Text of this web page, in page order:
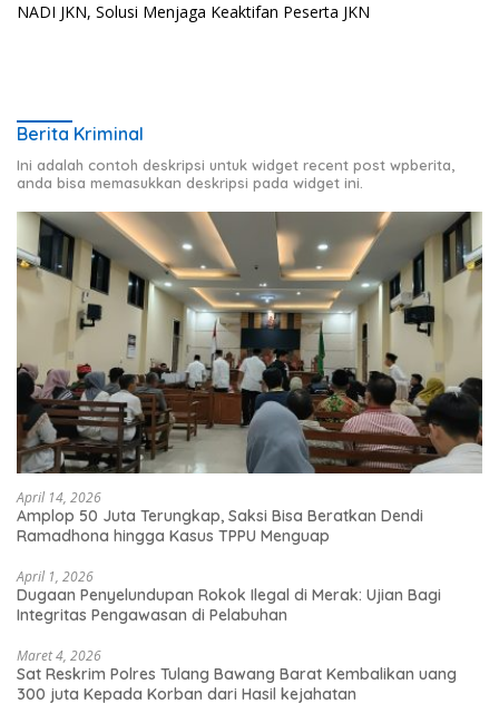
NADI JKN, Solusi Menjaga Keaktifan Peserta JKN
Berita Kriminal
Ini adalah contoh deskripsi untuk widget recent post wpberita,
anda bisa memasukkan deskripsi pada widget ini.
April 14, 2026
Amplop 50 Juta Terungkap, Saksi Bisa Beratkan Dendi
Ramadhona hingga Kasus TPPU Menguap
April 1, 2026
Dugaan Penyelundupan Rokok Ilegal di Merak: Ujian Bagi
Integritas Pengawasan di Pelabuhan
Maret 4, 2026
Sat Reskrim Polres Tulang Bawang Barat Kembalikan uang
300 juta Kepada Korban dari Hasil kejahatan